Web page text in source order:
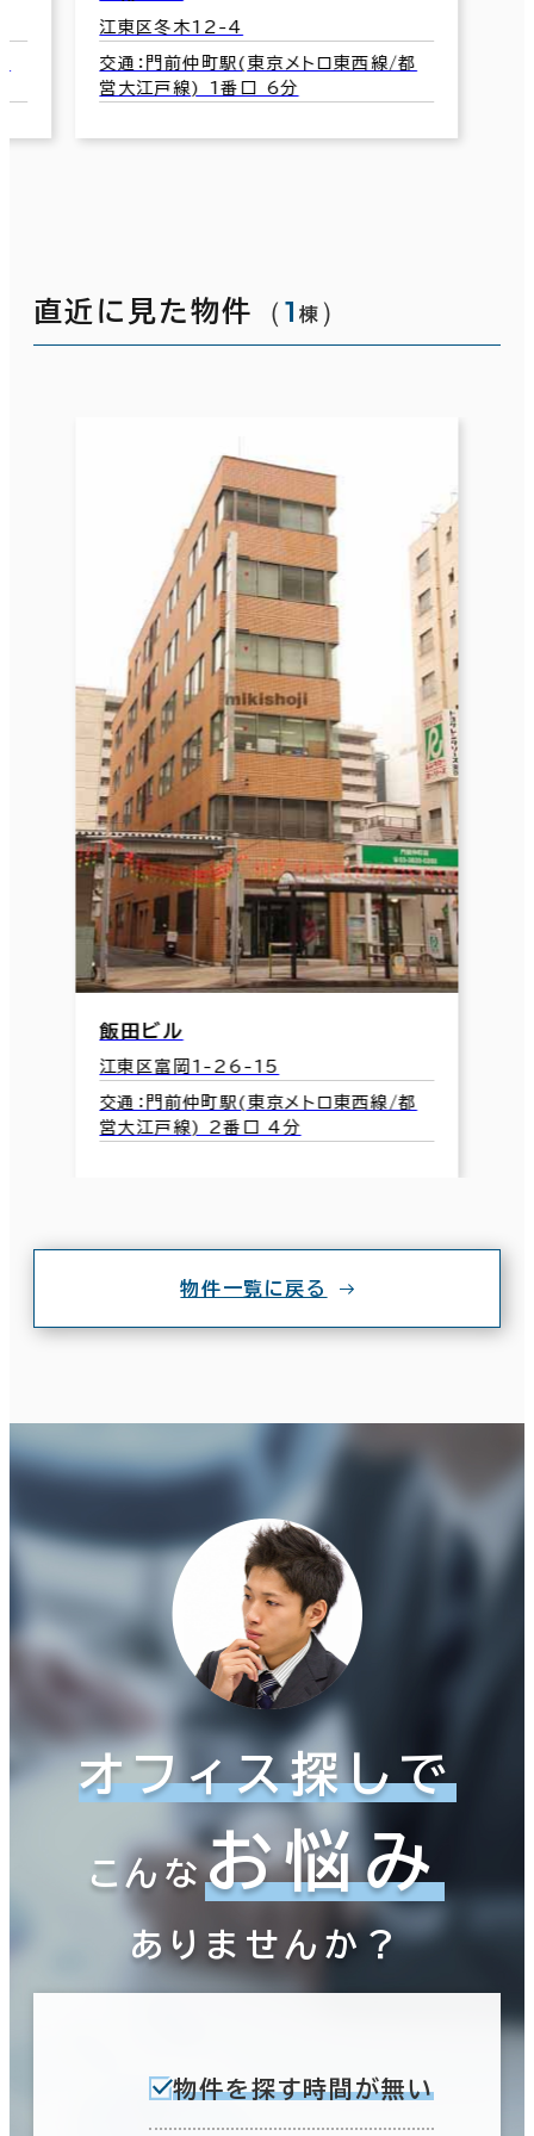
和倉ビル
江東区深川1-1-5
直近に見た物件 （1 棟 ）
飯田ビル
江東区富岡1-26-15
交通：門前仲町駅(東京メトロ東西線/都
営大江戸線) 2番口 4分
物件一覧に戻る
オフィス探しで
こんなお悩み
ありませんか？
物件を探す時間が無い